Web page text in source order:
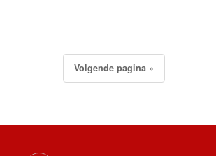
Volgende pagina »